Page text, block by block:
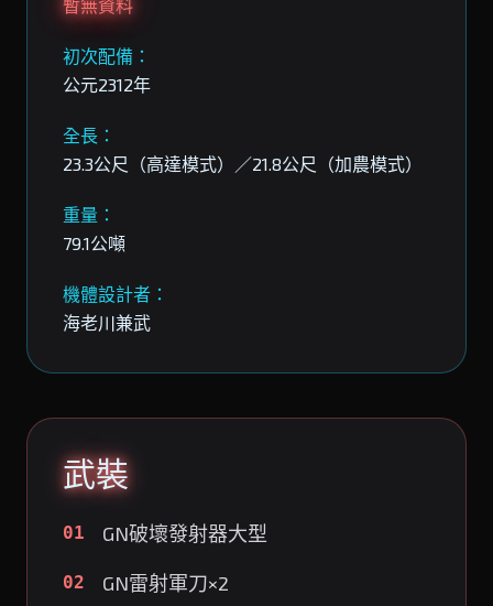
暫無資料
初次配備：
公元2312年
全長：
23.3公尺（高達模式）／21.8公尺（加農模式）
重量：
79.1公噸
機體設計者：
海老川兼武
武裝
01 GN破壞發射器大型
02 GN雷射軍刀×2